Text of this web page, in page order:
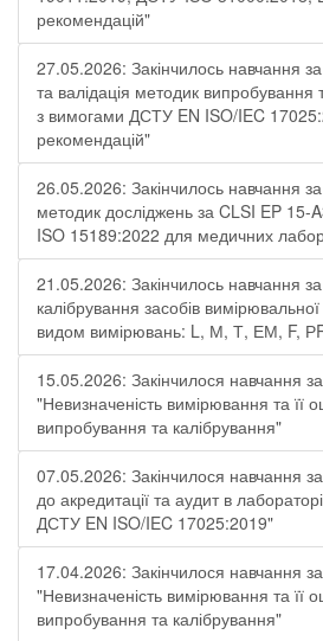
рекомендацій"
27.05.2026: Закінчилось навчання
та валідація методик випробування
з вимогами ДСТУ EN ISO/IEC
рекомендацій"
26.05.2026: Закінчилось навчання
методик досліджень за CLSI EP 15-
ISO 15189:2022 для медичних
21.05.2026: Закінчилось навчання
калібрування засобів
видом вимірювань: L, М, Т, ЕМ, F,
15.05.2026: Закінчилося навчання
"Невизначеність вимірювання та її
випробування та калібрування"
07.05.2026: Закінчилося навчання
до акредитації та аудит в
ДСТУ EN ISO/IEC 17025:2019"
17.04.2026: Закінчилося навчання
"Невизначеність вимірювання та її
випробування та калібрування"